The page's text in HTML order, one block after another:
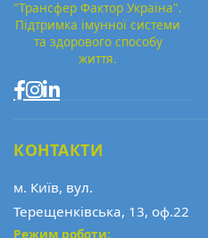
"Трансфер Фактор Україна".
Підтримка імунної системи
та здорового способу
життя.
КОНТАКТИ
м. Київ, вул.
Терещенківська, 13, оф.22
Режим роботи: